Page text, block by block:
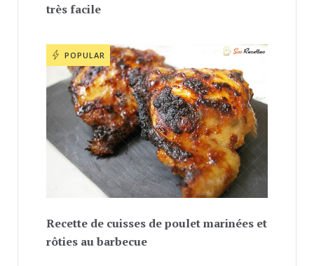
très facile
POPULAR
Recette de cuisses de poulet marinées et
rôties au barbecue